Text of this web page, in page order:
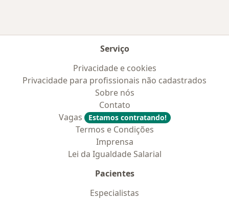
Serviço
Privacidade e cookies
Privacidade para profissionais não cadastrados
Sobre nós
Contato
Vagas
Estamos contratando!
Termos e Condições
Imprensa
Lei da Igualdade Salarial
Pacientes
Especialistas